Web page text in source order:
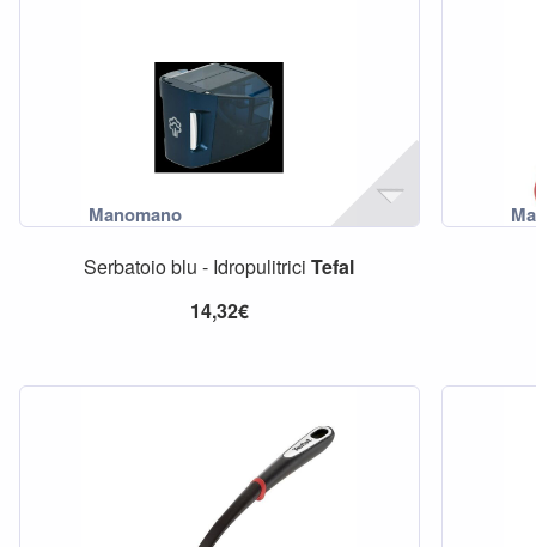
Serbatoio blu - IdropulitriciTefal
14,32€